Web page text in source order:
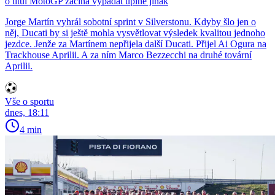
Jorge Martín vyhrál sobotní sprint v Silverstonu. Kdyby šlo jen o
něj, Ducati by si ještě mohla vysvětlovat výsledek kvalitou jednoho
jezdce. Jenže za Martínem nepřijela další Ducati. Přijel Ai Ogura na
Trackhouse Aprilii. A za ním Marco Bezzecchi na druhé tovární
Aprilii.
Vše o sportu
dnes, 18:11
4 min